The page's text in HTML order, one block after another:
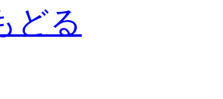
どる